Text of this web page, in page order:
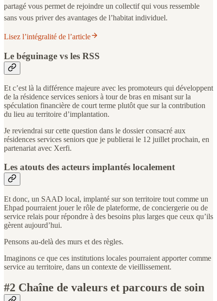
partagé vous permet de rejoindre un collectif qui vous ressemble
sans vous priver des avantages de l’habitat individuel.
Lisez l’intégralité de l’article
Le béguinage vs les RSS
Et c’est là la différence majeure avec les promoteurs qui développent
de la résidence services seniors à tour de bras en misant sur la
spéculation financière de court terme plutôt que sur la contribution
du lieu au territoire d’implantation.
Je reviendrai sur cette question dans le dossier consacré aux
résidences services seniors que je publierai le 12 juillet prochain, en
partenariat avec Xerfi.
Les atouts des acteurs implantés localement
Et donc, un SAAD local, implanté sur son territoire tout comme un
Ehpad pourraient jouer le rôle de plateforme, de conciergerie ou de
service relais pour répondre à des besoins plus larges que ceux qu’ils
gèrent aujourd’hui.
Pensons au-delà des murs et des règles.
Imaginons ce que ces institutions locales pourraient apporter comme
service au territoire, dans un contexte de vieillissement.
#2 Chaîne de valeurs et parcours de soin